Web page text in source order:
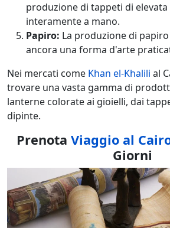
produzione di tappeti di
interamente a mano.
Papiro: La produzione di
ancora una forma d'arte
Nei mercati come Khan el-Khalili al
trovare una vasta gamma di
lanterne colorate ai gioielli, dai
dipinte.
Prenota Viaggio al
Giorni